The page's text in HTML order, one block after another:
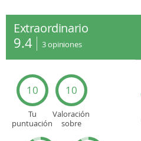
Extraordinario
9.4 3opiniones
10
Tu
puntuación
10
Valoración
sobre